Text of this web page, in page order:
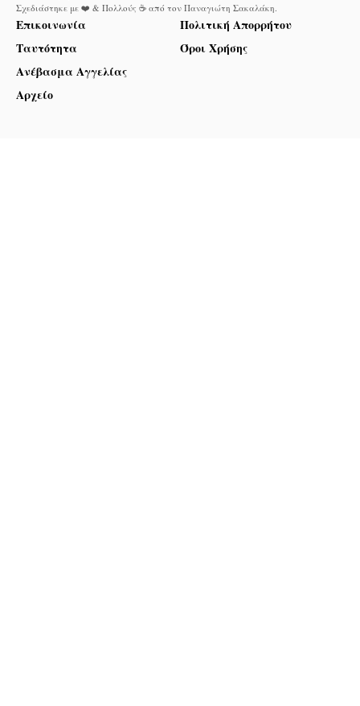
Σχεδιάστηκε με ❤️ & Πολλούς ☕ από τον Παναγιώτη Σακαλάκη
Επικοινωνία
Ταυτότητα
Ανέβασμα Αγγελίας
Αρχείο
Πολιτική Απορρήτου
Όροι Χρήσης